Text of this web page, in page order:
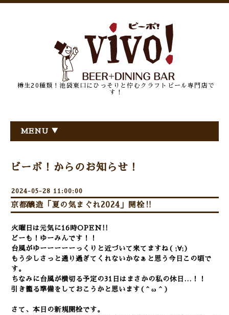
樽生20種類！池袋東口にひっそりと佇むクラフトビール専門店で
す！
MENU ▼
ビーボ！からのお知らせ！
2024-05-28 11:00:00
京都醸造「夏の気まぐれ2024」開栓‼
火曜日は元気に16時OPEN!!
どーも！ゆーみんです！！
台風がゆーーーーーっくりと近づいて来てますね( ;∀;)
もう少しさっと通り過ぎてくれないかなぁと思う今日この頃で
す。
ちなみに台風が横切る予定の31日はまさかの私の休日…！！
引き籠る準備をしておこうかと思います(＾ω＾)
さて、本日の新規開栓です。